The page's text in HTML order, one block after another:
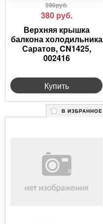
590руб.
380 руб.
Верхняя крышка
балкона холодильника
Саратов, CN1425,
002416
Купить
В ИЗБРАННОЕ